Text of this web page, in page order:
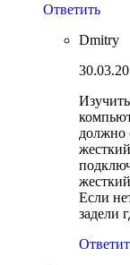
Ответить
Dmitry
должно
Если
задели